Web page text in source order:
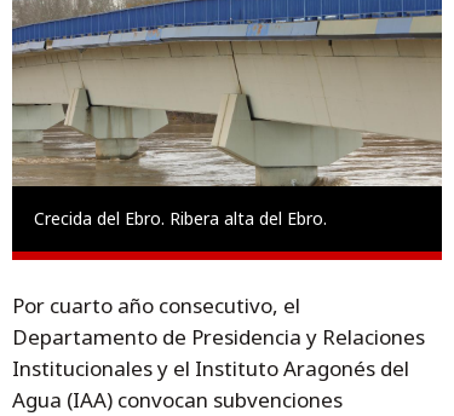
Crecida del Ebro. Ribera alta del Ebro.
Por cuarto año consecutivo, el
Departamento de Presidencia y Relaciones
Institucionales y el Instituto Aragonés del
Agua (IAA) convocan subvenciones